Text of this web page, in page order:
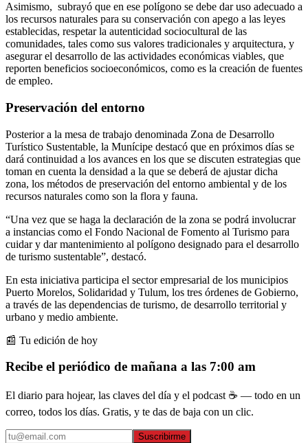
Asimismo, subrayó que en ese polígono se debe dar uso adecuado a
los recursos naturales para su conservación con apego a las leyes
establecidas, respetar la autenticidad sociocultural de las
comunidades, tales como sus valores tradicionales y arquitectura, y
asegurar el desarrollo de las actividades económicas viables, que
reporten beneficios socioeconómicos, como es la creación de fuentes
de empleo.
Preservación del entorno
Posterior a la mesa de trabajo denominada Zona de Desarrollo
Turístico Sustentable, la Munícipe destacó que en próximos días se
dará continuidad a los avances en los que se discuten estrategias que
toman en cuenta la densidad a la que se deberá de ajustar dicha
zona, los métodos de preservación del entorno ambiental y de los
recursos naturales como son la flora y fauna.
“Una vez que se haga la declaración de la zona se podrá involucrar
a instancias como el Fondo Nacional de Fomento al Turismo para
cuidar y dar mantenimiento al polígono designado para el desarrollo
de turismo sustentable”, destacó.
En esta iniciativa participa el sector empresarial de los municipios
Puerto Morelos, Solidaridad y Tulum, los tres órdenes de Gobierno,
a través de las dependencias de turismo, de desarrollo territorial y
urbano y medio ambiente.
📰 Tu edición de hoy
Recibe el periódico de mañana a las 7:00 am
El diario para hojear, las claves del día y el podcast ☕ — todo en un
correo, todos los días. Gratis, y te das de baja con un clic.
Suscribirme